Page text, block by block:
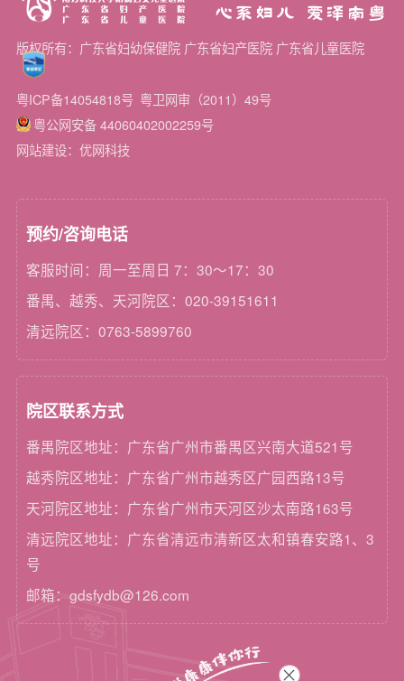
心系妇儿 爱泽南粤
版权所有：广东省妇幼保健院 广东省妇产医院 广东省儿童医院
粤ICP备14054818号 粤卫网审（2011）49号
粤公网安备 44060402002259号
网站建设：优网科技
预约/咨询电话
客服时间：周一至周日 7：30～17：30
番禺、越秀、天河院区：020-39151611
清远院区：0763-5899760
院区联系方式
番禺院区地址：广东省广州市番禺区兴南大道521号
越秀院区地址：广东省广州市越秀区广园西路13号
天河院区地址：广东省广州市天河区沙太南路163号
清远院区地址：广东省清远市清新区太和镇春安路1、3
号
邮箱：gdsfydb@126.com